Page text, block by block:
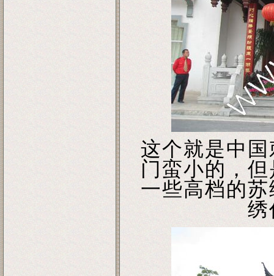
这个就是中
门蛮小的，
一些高档的
绣